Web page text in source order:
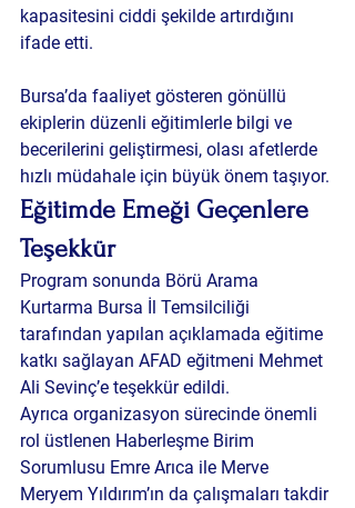
kapasitesini ciddi şekilde artırdığını
ifade etti.
Bursa’da faaliyet gösteren gönüllü
ekiplerin düzenli eğitimlerle bilgi ve
becerilerini geliştirmesi, olası afetlerde
hızlı müdahale için büyük önem taşıyor.
Eğitimde Emeği Geçenlere
Teşekkür
Program sonunda Börü Arama
Kurtarma Bursa İl Temsilciliği
tarafından yapılan açıklamada eğitime
katkı sağlayan AFAD eğitmeni Mehmet
Ali Sevinç’e teşekkür edildi.
Ayrıca organizasyon sürecinde önemli
rol üstlenen Haberleşme Birim
Sorumlusu Emre Arıca ile Merve
Meryem Yıldırım’ın da çalışmaları takdir